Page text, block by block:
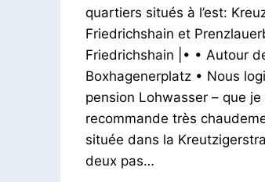
quartiers situés à l’est:
Friedrichshain et
Friedrichshain |• • Autour
Boxhagenerplatz • Nous
pension Lohwasser – que je
recommande très
située dans la
deux pas…